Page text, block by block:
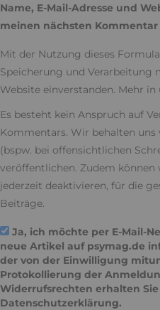
Name, E-Mail-Adresse und
meinen nächsten Kommentar
Mit der Nutzung dieses
Speicherung und Verarbeitung
Website einverstanden. Mehr in
Es besteht kein Anspruch auf
Kommentars. Wir behalten
(bspw. bei offensichtlichen
veröffentlichen. Zudem
jederzeit deaktivieren, für die
Beiträge.
Ja, ich möchte per E-Mail-
neue Artikel auf psymag.de
der von der Einwilligung
Protokollierung der
Widerrufsrechten erhalten
Datenschutzerklärung.